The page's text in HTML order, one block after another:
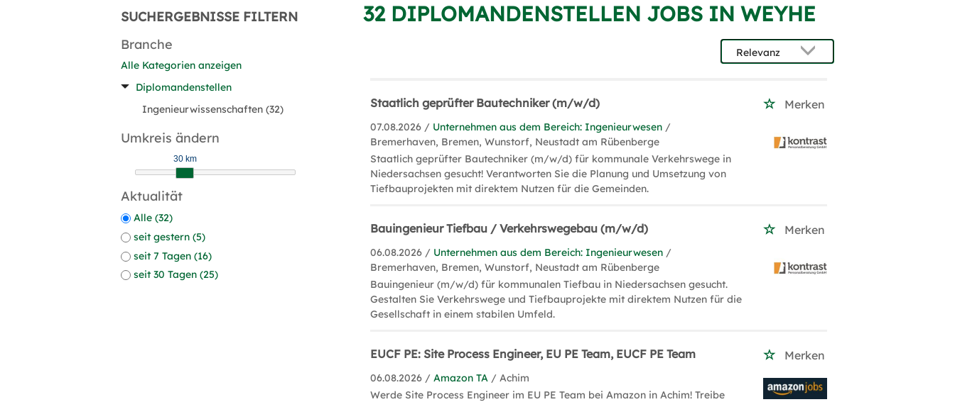
SUCHERGEBNISSE FILTERN
Branche
Alle Kategorien anzeigen
Diplomandenstellen
Ingenieurwissenschaften (32)
Umkreis ändern
30 km
Aktualität
Alle (32)
seit gestern (5)
seit 7 Tagen (16)
seit 30 Tagen (25)
32 DIPLOMANDENSTELLEN JOBS IN WEYHE
Staatlich geprüfter Bautechniker (m/w/d) Merken
07.08.2026 / Unternehmen aus dem Bereich: Ingenieurwesen /
Bremerhaven, Bremen, Wunstorf, Neustadt am Rübenberge
Staatlich geprüfter Bautechniker (m/w/d) für kommunale Verkehrswege in
Niedersachsen gesucht! Verantworten Sie die Planung und Umsetzung von
Tiefbauprojekten mit direktem Nutzen für die Gemeinden.
Bauingenieur Tiefbau / Verkehrswegebau (m/w/d) Merken
06.08.2026 / Unternehmen aus dem Bereich: Ingenieurwesen /
Bremerhaven, Bremen, Wunstorf, Neustadt am Rübenberge
Bauingenieur (m/w/d) für kommunalen Tiefbau in Niedersachsen gesucht.
Gestalten Sie Verkehrswege und Tiefbauprojekte mit direktem Nutzen für die
Gesellschaft in einem stabilen Umfeld.
EUCF PE: Site Process Engineer, EU PE Team, EUCF PE Team Merken
06.08.2026 /Amazon TA / Achim
Werde Site Process Engineer im EU PE Team bei Amazon in Achim! Treibe